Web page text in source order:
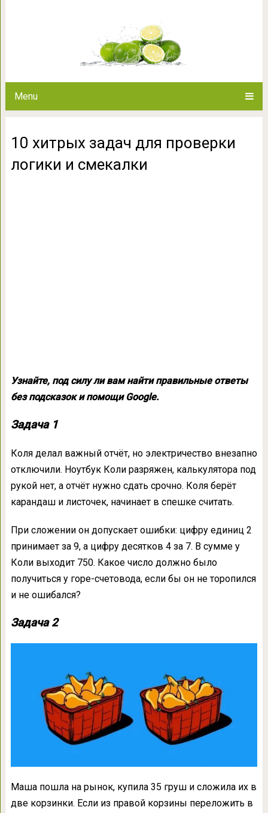
Menu
10 хитрых задач для проверки
логики и смекалки
Узнайте, под силу ли вам найти правильные ответы
без подсказок и помощи Google.
Задача 1
Коля делал важный отчёт, но электричество внезапно
отключили. Ноутбук Коли разряжен, калькулятора под
рукой нет, а отчёт нужно сдать срочно. Коля берёт
карандаш и листочек, начинает в спешке считать.
При сложении он допускает ошибки: цифру единиц 2
принимает за 9, а цифру десятков 4 за 7. В сумме у
Коли выходит 750. Какое число должно было
получиться у горе-счетовода, если бы он не торопился
и не ошибался?
Задача 2
Маша пошла на рынок, купила 35 груш и сложила их в
две корзинки. Если из правой корзины переложить в